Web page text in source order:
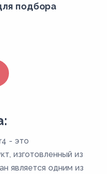
подбора
- это
изготовленный из
является одним из